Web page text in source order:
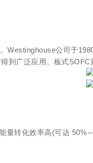
Westinghouse公司于
到广泛应用。板式
量转化效率高(可达